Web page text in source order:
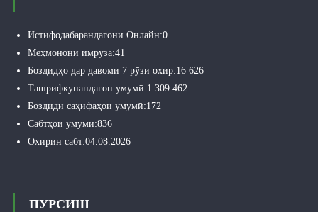
Истифодабарандагони Онлайн:0
Меҳмонони имрӯза:41
Боздидҳо дар давоми 7 рӯзи охир:16 626
Ташрифкунандагон умумӣ:1 309 462
Боздиди саҳифаҳои умумӣ:172
Сабтҳои умумӣ:836
Охирин сабт:04.08.2026
ПУРСИШ